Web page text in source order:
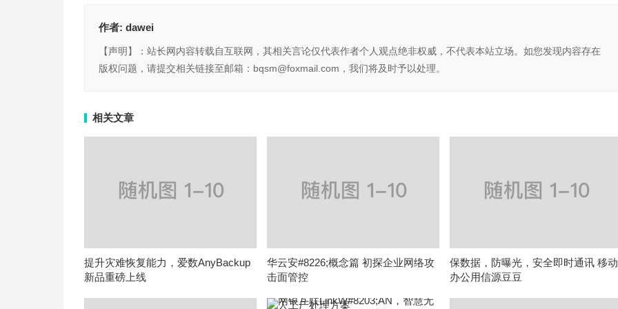
作者: dawei
【声明】：站长网内容转载自互联网，其相关言论仅代表作者个人观点绝非权威，不代表本站立场。如您发现内容存在
版权问题，请提交相关链接至邮箱：bqsm@foxmail.com，我们将及时予以处理。
相关文章
提升灾难恢复能力，爱数AnyBackup
新品重磅上线
华云安#8226;概念篇 初探企业网络攻
击面管控
保数据，防曝光，安全即时通讯 移动
办公用信源豆豆